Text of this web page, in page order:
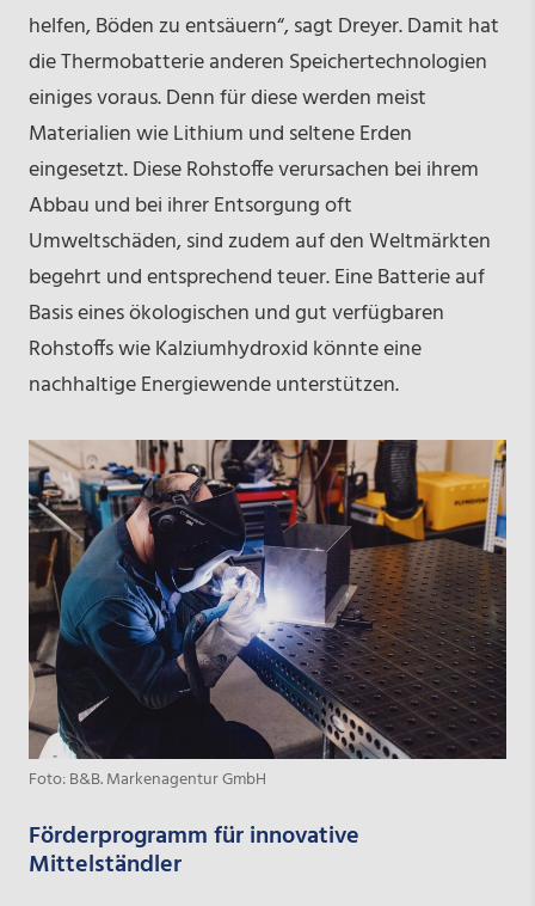
helfen, Böden zu entsäuern“, sagt Dreyer. Damit hat
die Thermobatterie anderen Speichertechnologien
einiges voraus. Denn für diese werden meist
Materialien wie Lithium und seltene Erden
eingesetzt. Diese Rohstoffe verursachen bei ihrem
Abbau und bei ihrer Entsorgung oft
Umweltschäden, sind zudem auf den Weltmärkten
begehrt und entsprechend teuer. Eine Batterie auf
Basis eines ökologischen und gut verfügbaren
Rohstoffs wie Kalziumhydroxid könnte eine
nachhaltige Energiewende unterstützen.
Foto: B&B. Markenagentur GmbH
Förderprogramm für innovative
Mittelständler